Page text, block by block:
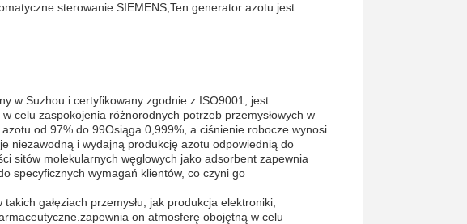
sterowanie SIEMENS,Ten generator azotu jest
w Suzhou i certyfikowany zgodnie z ISO9001, jest
celu zaspokojenia różnorodnych potrzeb przemysłowych w
od 97% do 99Osiąga 0,999%, a ciśnienie robocze wynosi
niezawodną i wydajną produkcję azotu odpowiednią do
sitów molekularnych węglowych jako adsorbent zapewnia
specyficznych wymagań klientów, co czyni go
gałęziach przemysłu, jak produkcja elektroniki,
on atmosferę obojętną w celu